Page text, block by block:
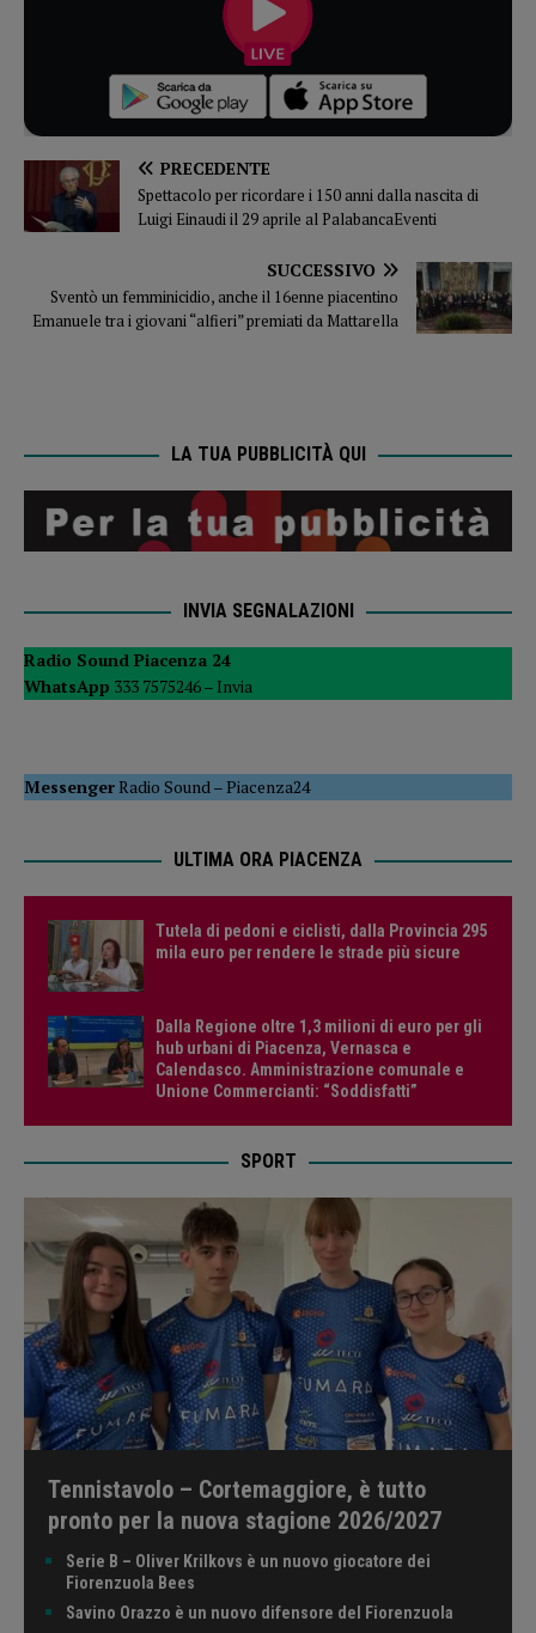
PRECEDENTE
Spettacolo per ricordare i 150 anni dalla nascita di
Luigi Einaudi il 29 aprile al PalabancaEventi
SUCCESSIVO
Sventò un femminicidio, anche il 16enne piacentino
Emanuele tra i giovani “alfieri” premiati da Mattarella
LA TUA PUBBLICITÀ QUI
INVIA SEGNALAZIONI
Radio Sound Piacenza 24
WhatsApp 333 7575246 – Invia
MessengerRadio Sound –Piacenza24
ULTIMA ORA PIACENZA
Tutela di pedoni e ciclisti, dalla Provincia 295
mila euro per rendere le strade più sicure
Dalla Regione oltre 1,3 milioni di euro per gli
hub urbani di Piacenza, Vernasca e
Calendasco. Amministrazione comunale e
Unione Commercianti: “Soddisfatti”
SPORT
Tennistavolo – Cortemaggiore, è tutto
pronto per la nuova stagione 2026/2027
Serie B – Oliver Krilkovs è un nuovo giocatore dei
Fiorenzuola Bees
Savino Orazzo è un nuovo difensore del Fiorenzuola